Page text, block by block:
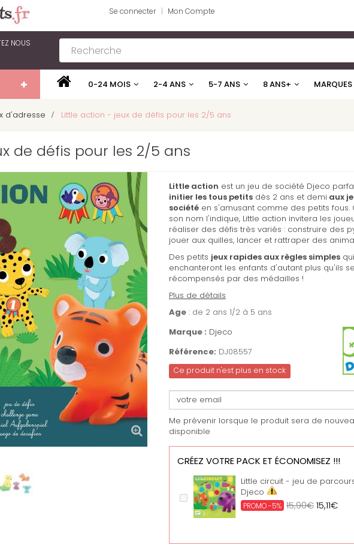
Se connecter Mon Compte
NOUS
0-24 MOIS 2-4 ANS 5-7 ANS 8 ANS+ MARQUES
d'adresse > Little action - jeux de défis pour les 2/5 ans
de défis pour les 2/5 ans
Little action est un jeu de société Djeco
initier les tous petits dès 2 ans et demi aux
société en s'amusant comme des petits fous.
son nom l'indique, Little action invitera les
réaliser des défis très variés : construire des
jouer aux quilles, lancer et rattraper des
Des petits jeux rapides aux règles simples qui
enchanteront les enfants d'autant plus qu'ils
récompensés par des médailles !
Plus de détails
Age : de 2 ans 1/2 à 5 ans
Marque : Djeco
Référence: DJ08557
Ce produit n'est plus en stock
Me prévenir lorsque le produit sera de
disponible
CRÉEZ VOTRE PACK ET ÉCONOMISEZ !!!
Little circuit - jeu de
Djeco
PROMO -5% 15,90€15,11€